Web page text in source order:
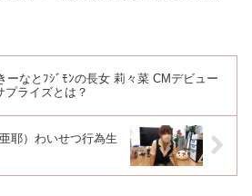
ーなとﾌｼﾞﾓﾝの長女 莉々菜 CMデビュー
プライズとは？
耶）わいせつ行為生